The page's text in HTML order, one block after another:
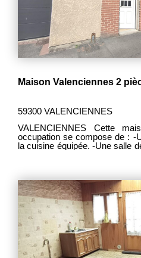
Maison Valenciennes 2
59300 VALENCIENNES
VALENCIENNES Cette
occupation se compose de : -
la cuisine équipée. -Une salle
1880 DPE D PRIX 89 000€
la charge des vendeurs .